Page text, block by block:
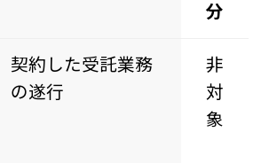
分
契約した受託業務
の遂行
非
対
象